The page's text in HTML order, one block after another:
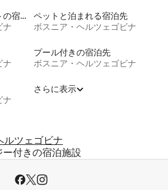
サービスアパートメントの宿泊施設
ナ
ペットと泊まれる宿泊先
ボスニア・ヘルツェゴビナ
ナ
プール付きの宿泊先
ボスニア・ヘルツェゴビナ
ナ
さらに表示
ルツェゴビナ
付きの宿泊施設